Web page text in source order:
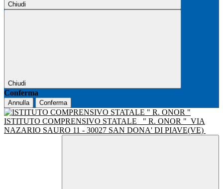
Chiudi
Chiudi
Conferma
Annulla Conferma
ISTITUTO COMPRENSIVO STATALE " R. ONOR " VIA
NAZARIO SAURO 11 - 30027 SAN DONA' DI PIAVE(VE)